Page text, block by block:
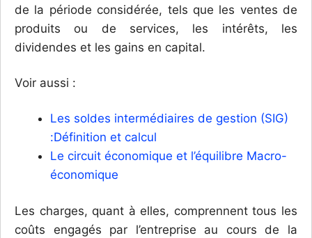
de la période considérée, tels que les ventes de
produits ou de services, les intérêts, les
dividendes et les gains en capital.
Voir aussi :
Les soldes intermédiaires de gestion (SIG)
:Définition et calcul
Le circuit économique et l’équilibre Macro-
économique
Les charges, quant à elles, comprennent tous les
coûts engagés par l’entreprise au cours de la